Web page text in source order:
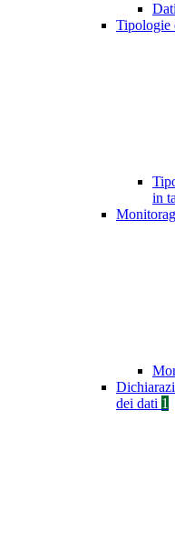
Tipologie
in
dei dati 1